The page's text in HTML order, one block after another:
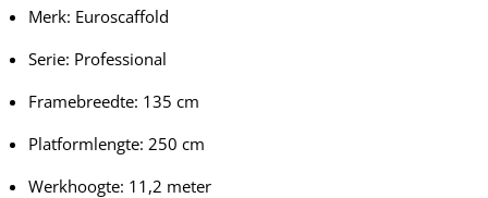
Merk: Euroscaffold
Serie: Professional
Framebreedte: 135 cm
Platformlengte: 250 cm
Werkhoogte: 11,2 meter